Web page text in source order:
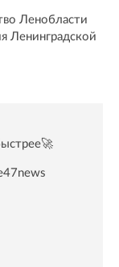
Ленобласти
Ленинградской